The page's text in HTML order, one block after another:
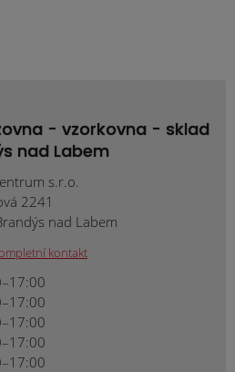
- vzorkovna - sklad
nad Labem
s.r.o.
2241
nad Labem
kontakt